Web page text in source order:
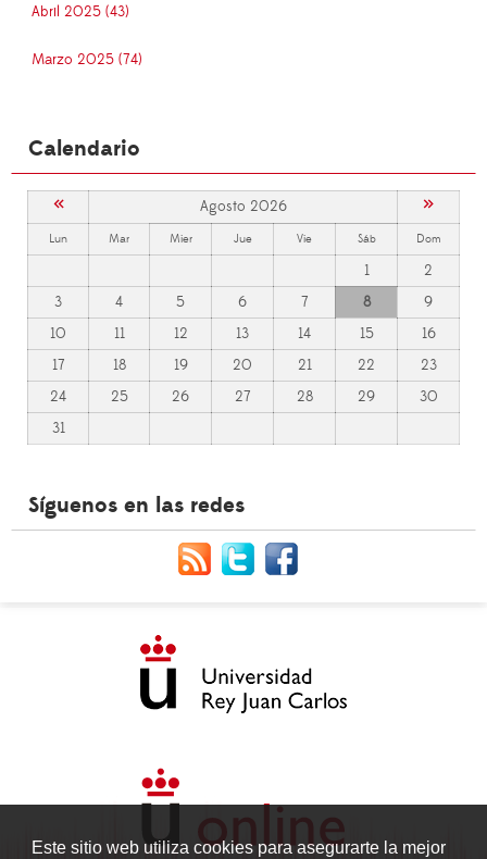
Este sitio web utiliza cookies para asegurarte la mejor
Abril 2025 (43)
Marzo 2025 (74)
Calendario
« Agosto 2026 »
Lun Mar Mier Jue Vie Sáb Dom
1
2
3
4 5 6 7 8
9
10
11 12 13 14 15
16
17
18 19 20 21 22
23
24
25 26 27 28 29
30
31
Síguenos en las redes